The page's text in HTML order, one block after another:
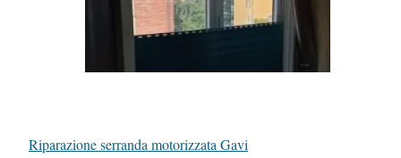
Riparazione serranda motorizzata Gavi